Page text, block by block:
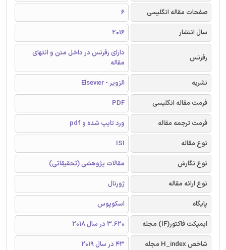
صفحات مقاله انگلیسی
6
سال انتشار
2016
رفرنس
دارای رفرنس در داخل متن و انتهای
مقاله
نشریه
الزویر - Elsevier
فرمت مقاله انگلیسی
PDF
فرمت ترجمه مقاله
ورد تایپ شده و pdf
نوع مقاله
ISI
نوع نگارش
مقالات پژوهشی (تحقیقاتی)
نوع ارائه مقاله
ژورنال
پایگاه
اسکوپوس
ایمپکت فاکتور(IF) مجله
3.620 در سال 2018
شاخص H_index مجله
43 در سال 2019